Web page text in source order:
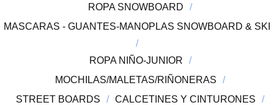
ROPA SNOWBOARD
MASCARAS - GUANTES-MANOPLAS SNOWBOARD & SKI
ROPA NIÑO-JUNIOR
MOCHILAS/MALETAS/RIÑONERAS
STREET BOARDS
CALCETINES Y CINTURONES